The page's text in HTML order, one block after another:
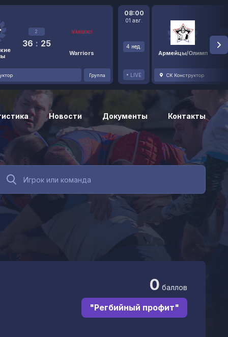
2
36 : 25
Warriors
Группа
08:00
01 авг.
4 нед.
LIVE
Армейцы/Олимп
48
СК Конструктор
Новости Документы Контакты
0 баллов
"Регбийный профит"